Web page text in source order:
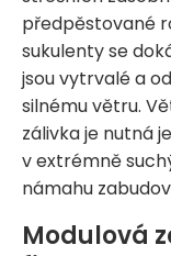
předpěstované
sukulenty se
jsou vytrvalé a
silnému větru.
zálivka je nutná
v extrémně
námahu
Modulová